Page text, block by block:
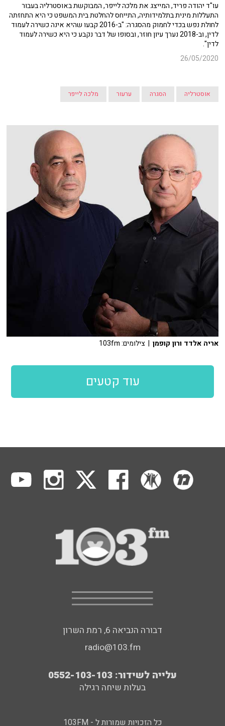
עו"ד יהודה פריד, המייצג את מלכה לייפר, המבוקשת באוסטרליה בעבור
התעללות מינית בתלמידותיה, התייחס להחלטת בית המשפט כי היא התחזתה
לחולת נפש בכדי לחמוק מהסגרה: "ב-2016 קבעו שהיא אינה כשירה לעמוד
לדין, וב-2018 נערך עיון חוזר, ובסופו של דבר נקבע כי היא כשירה לעמוד
לדין".
26/05/2020
אוסטרליה הסגרה ערעור מלכה לייפר
אריה אלדד ורון קופמן | צילומים: 103fm
עוד קטעים
דבורה הנביאה 6, רמת השרון
radio@103.fm
עלייה לשידור: 0552-103-103
בעלות שיחה רגילה
כל הזכויות שמורות ל - 103FM